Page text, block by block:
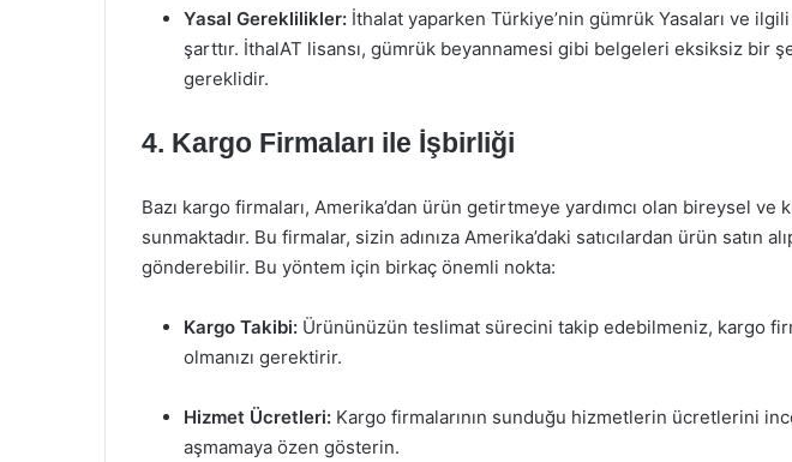
Yasal Gereklilikler: İthalat yaparken Türkiye’nin gümrük Yasaları ve
şarttır. İthalAT lisansı, gümrük beyannamesi gibi belgeleri eksiksiz bir
gereklidir.
4. Kargo Firmaları ile İşbirliği
Bazı kargo firmaları, Amerika’dan ürün getirtmeye yardımcı olan bireysel ve
sunmaktadır. Bu firmalar, sizin adınıza Amerika’daki satıcılardan ürün satın
gönderebilir. Bu yöntem için birkaç önemli nokta:
Kargo Takibi: Ürününüzün teslimat sürecini takip edebilmeniz, kargo
olmanızı gerektirir.
Hizmet Ücretleri: Kargo firmalarının sunduğu hizmetlerin ücretlerini
aşmamaya özen gösterin.